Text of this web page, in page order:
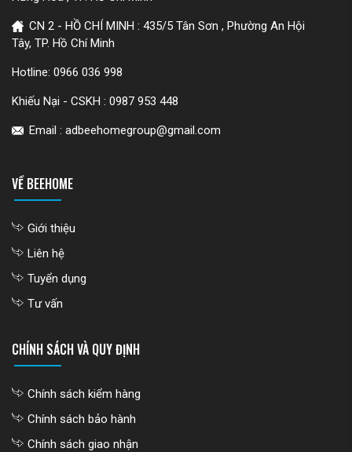
CN 2 - HỒ CHÍ MINH : 435/5 Tân Sơn , Phường An Hội
Tây, TP. Hồ Chí Minh
Hotline: 0966 036 998
Khiếu Nại - CSKH : 0987 953 448
Email : adbeehomegroup@gmail.com
VỀ BEEHOME
Giới thiệu
Liên hệ
Tuyển dụng
Tư vấn
CHÍNH SÁCH VÀ QUY ĐỊNH
Chính sách kiểm hàng
Chính sách bảo hành
Chính sách giao nhận